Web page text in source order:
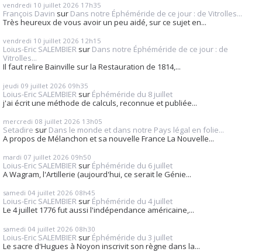
vendredi 10 juillet 2026 17h35
François Davin sur Dans notre Éphéméride de ce jour : de Vitrolles...
Très heureux de vous avoir un peu aidé, sur ce sujet en...
vendredi 10 juillet 2026 12h15
Loius-Eric SALEMBIER sur Dans notre Éphéméride de ce jour : de
Vitrolles...
Il faut relire Bainville sur la Restauration de 1814,...
jeudi 09 juillet 2026 09h35
Loius-Eric SALEMBIER sur Éphéméride du 8 juillet
j'ai écrit une méthode de calculs, reconnue et publiée...
mercredi 08 juillet 2026 13h05
Setadire sur Dans le monde et dans notre Pays légal en folie...
A propos de Mélanchon et sa nouvelle France La Nouvelle...
mardi 07 juillet 2026 09h50
Loius-Eric SALEMBIER sur Éphéméride du 6 juillet
A Wagram, l'Artillerie (aujourd'hui, ce serait le Génie...
samedi 04 juillet 2026 08h45
Loius-Eric SALEMBIER sur Éphéméride du 4 juillet
Le 4 juillet 1776 fut aussi l'indépendance américaine,...
samedi 04 juillet 2026 08h30
Loius-Eric SALEMBIER sur Éphéméride du 3 juillet
Le sacre d'Hugues à Noyon inscrivit son règne dans la...